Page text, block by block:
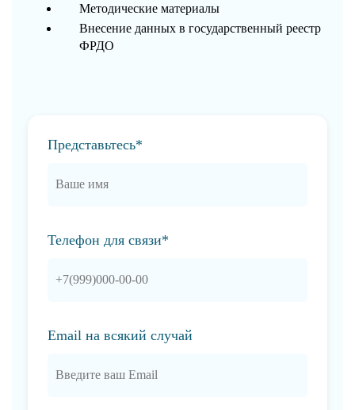
Методические материалы
Внесение данных в государственный реестр
ФРДО
Представьтесь*
Телефон для связи*
Email на всякий случай